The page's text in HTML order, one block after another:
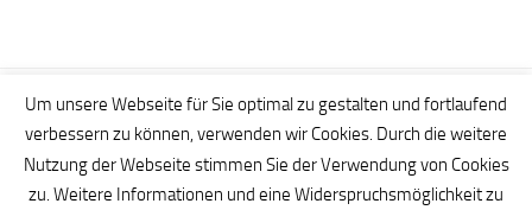
Um unsere Webseite für Sie optimal zu gestalten und fortlaufend
verbessern zu können, verwenden wir Cookies. Durch die weitere
Nutzung der Webseite stimmen Sie der Verwendung von Cookies
zu. Weitere Informationen und eine Widerspruchsmöglichkeit zu